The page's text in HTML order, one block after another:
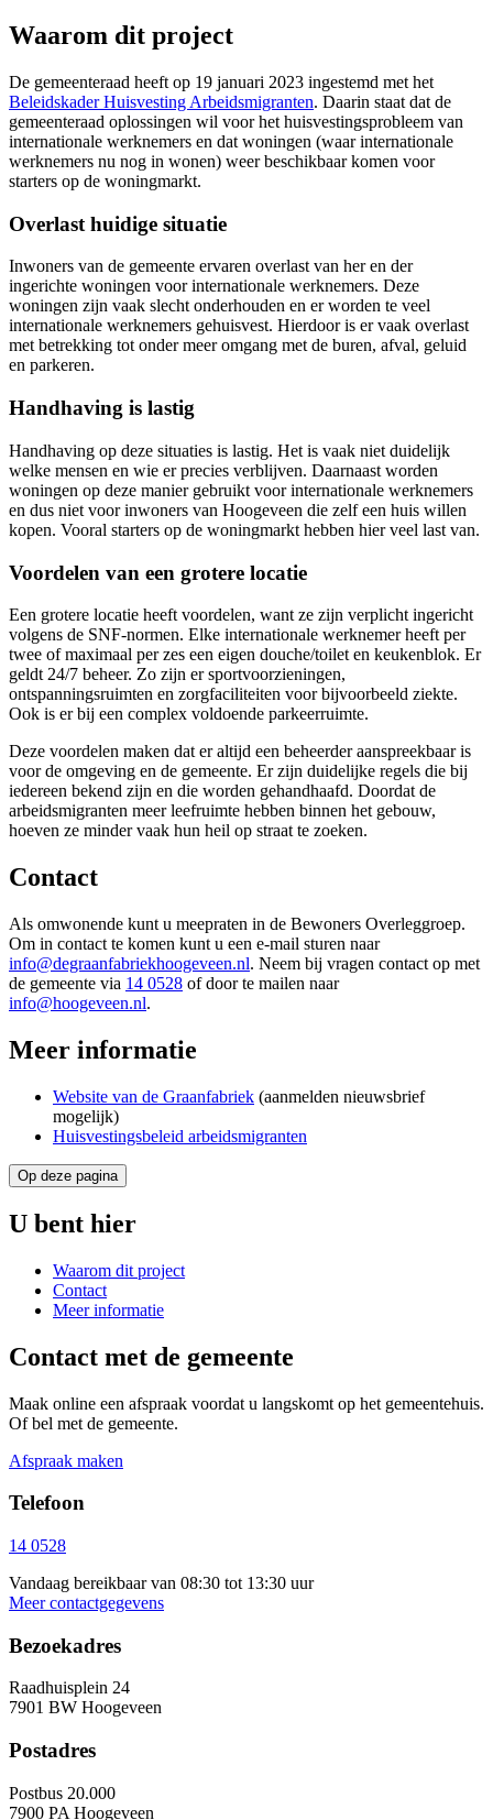
Waarom dit project
De gemeenteraad heeft op 19 januari 2023 ingestemd met het
Beleidskader Huisvesting Arbeidsmigranten. Daarin staat dat de
gemeenteraad oplossingen wil voor het huisvestingsprobleem van
internationale werknemers en dat woningen (waar internationale
werknemers nu nog in wonen) weer beschikbaar komen voor
starters op de woningmarkt.
Overlast huidige situatie
Inwoners van de gemeente ervaren overlast van her en der
ingerichte woningen voor internationale werknemers. Deze
woningen zijn vaak slecht onderhouden en er worden te veel
internationale werknemers gehuisvest. Hierdoor is er vaak overlast
met betrekking tot onder meer omgang met de buren, afval, geluid
en parkeren.
Handhaving is lastig
Handhaving op deze situaties is lastig. Het is vaak niet duidelijk
welke mensen en wie er precies verblijven. Daarnaast worden
woningen op deze manier gebruikt voor internationale werknemers
en dus niet voor inwoners van Hoogeveen die zelf een huis willen
kopen. Vooral starters op de woningmarkt hebben hier veel last van.
Voordelen van een grotere locatie
Een grotere locatie heeft voordelen, want ze zijn verplicht ingericht
volgens de SNF-normen. Elke internationale werknemer heeft per
twee of maximaal per zes een eigen douche/toilet en keukenblok. Er
geldt 24/7 beheer. Zo zijn er sportvoorzieningen,
ontspanningsruimten en zorgfaciliteiten voor bijvoorbeeld ziekte.
Ook is er bij een complex voldoende parkeerruimte.
Deze voordelen maken dat er altijd een beheerder aanspreekbaar is
voor de omgeving en de gemeente. Er zijn duidelijke regels die bij
iedereen bekend zijn en die worden gehandhaafd. Doordat de
arbeidsmigranten meer leefruimte hebben binnen het gebouw,
hoeven ze minder vaak hun heil op straat te zoeken.
Contact
Als omwonende kunt u meepraten in de Bewoners Overleggroep.
Om in contact te komen kunt u een e-mail sturen naar
info@degraanfabriekhoogeveen.nl. Neem bij vragen contact op met
de gemeente via 14 0528 of door te mailen naar
info@hoogeveen.nl.
Meer informatie
Website van de Graanfabriek (aanmelden nieuwsbrief
mogelijk)
Huisvestingsbeleid arbeidsmigranten
Op deze pagina
U bent hier
Waarom dit project
Contact
Meer informatie
Contact met de gemeente
Maak online een afspraak voordat u langskomt op het gemeentehuis.
Of bel met de gemeente.
Afspraak maken
Telefoon
14 0528
Vandaag bereikbaar van 08:30 tot 13:30 uur
Meer contactgegevens
Bezoekadres
Raadhuisplein 24
7901 BW Hoogeveen
Postadres
Postbus 20.000
7900 PA Hoogeveen